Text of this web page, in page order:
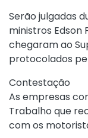
Serão julgadas
ministros Edson
chegaram ao
protocolados
Contestação
As empresas
Trabalho que
com os